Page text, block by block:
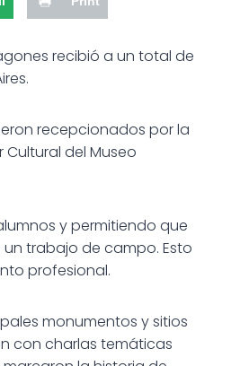
recibió a un total de
recepcionados por la
Cultural del Museo
y permitiendo que
trabajo de campo. Esto
profesional.
monumentos y sitios
con charlas temáticas